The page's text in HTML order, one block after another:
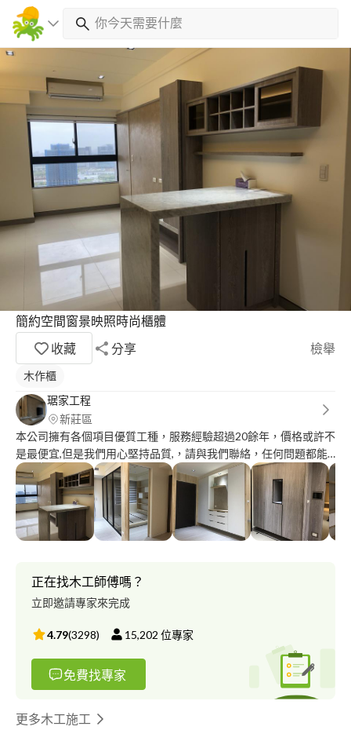
簡約空間窗景映照時尚櫃體
收藏
分享 檢舉
木作櫃
琚家工程
新莊區
本公司擁有各個項目優質工種，服務經驗超過20餘年，價格或許不
是最便宜,但是我們用心堅持品質,，請與我們聯絡，任何問題都能
為您解答。
正在找木工師傅嗎？
立即邀請專家來完成
4.79(3298) 15,202 位專家
免費找專家
更多木工施工